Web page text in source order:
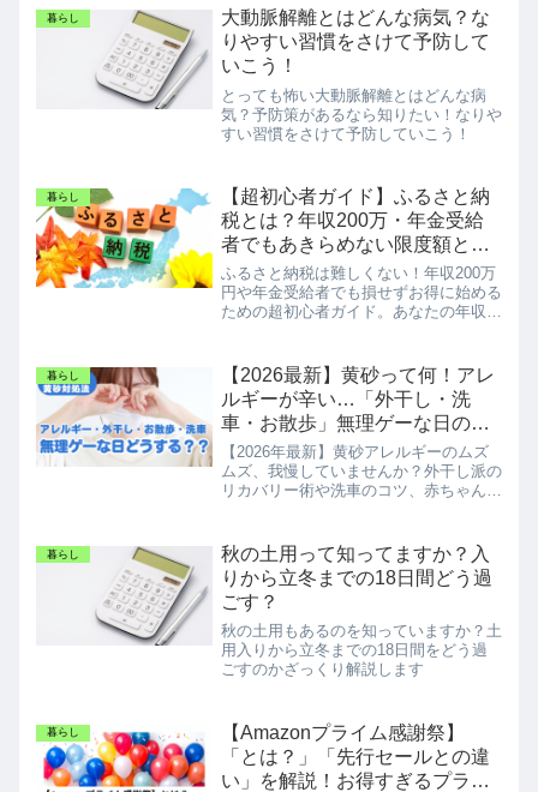
暮らし
大動脈解離とはどんな病気？な
りやすい習慣をさけて予防して
いこう！
とっても怖い大動脈解離とはどんな病
気？予防策があるなら知りたい！なりや
すい習慣をさけて予防していこう！
暮らし
【超初心者ガイド】ふるさと納
税とは？年収200万・年金受給
者でもあきらめない限度額と始
め方
ふるさと納税は難しくない！年収200万
円や年金受給者でも損せずお得に始める
ための超初心者ガイド。あなたの年収別
します。
暮らし
【2026最新】黄砂って何！アレ
ルギーが辛い…「外干し・洗
車・お散歩」無理ゲーな日の現
実的対処法！チョコ食べたいけ
ど我慢してみた
【2026年最新】黄砂アレルギーのムズ
ムズ、我慢していませんか？外干し派の
リカバリー術や洗車のコツ、赤ちゃんを
お味噌汁を飲むセルフケアも公開！無理
なく黄砂シーズンを乗り切る知恵をお届
けします。
暮らし
秋の土用って知ってますか？入
りから立冬までの18日間どう過
ごす？
秋の土用もあるのを知っていますか？土
用入りから立冬までの18日間をどう過
ごすのかざっくり解説します
暮らし
【Amazonプライム感謝祭】
「とは？」「先行セールとの違
い」を解説！お得すぎるプライ